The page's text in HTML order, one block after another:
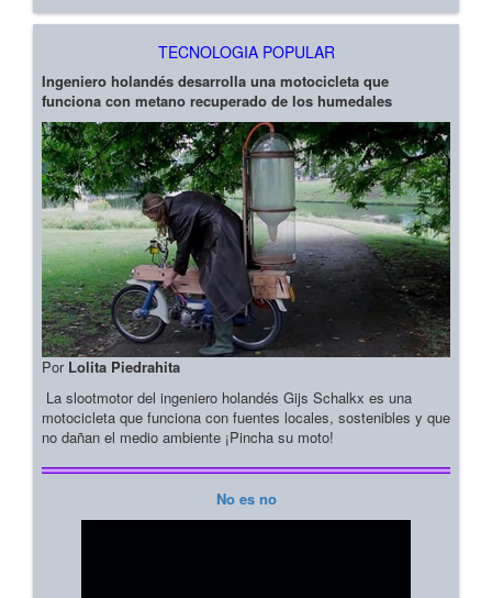
TECNOLOGIA POPULAR
Ingeniero holandés desarrolla una motocicleta que
funciona con metano recuperado de los humedales
Por Lolita Piedrahita
La slootmotor del ingeniero holandés Gijs Schalkx es una
motocicleta que funciona con fuentes locales, sostenibles y que
no dañan el medio ambiente ¡Pincha su moto!
No es no